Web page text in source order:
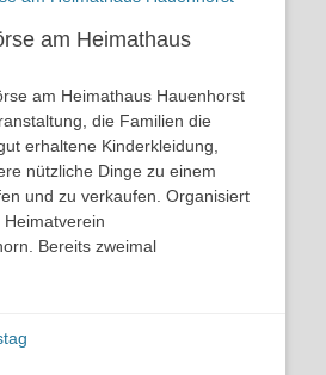
am Heimathaus
am Heimathaus Hauenhorst
die Familien die
erhaltene Kinderkleidung,
nützliche Dinge zu einem
und zu verkaufen. Organisiert
Bereits zweimal